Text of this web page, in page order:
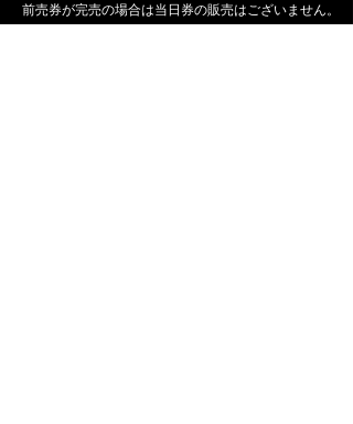
前売券が完売の場合は当日券の販売はございません。